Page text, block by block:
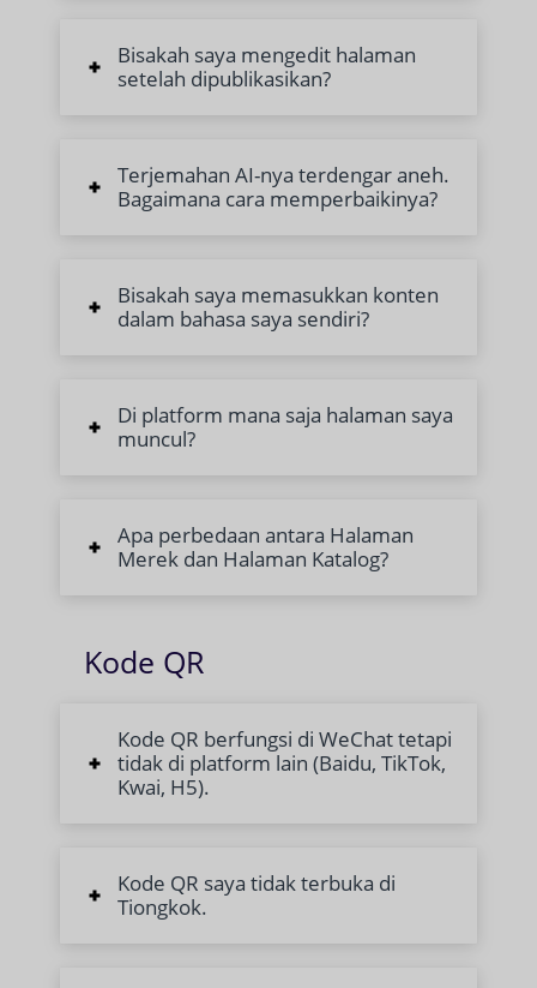
Bisakah saya mengedit halaman
setelah dipublikasikan?
Terjemahan AI-nya terdengar aneh.
Bagaimana cara memperbaikinya?
Bisakah saya memasukkan konten
dalam bahasa saya sendiri?
Di platform mana saja halaman saya
muncul?
Apa perbedaan antara Halaman
Merek dan Halaman Katalog?
Kode QR
Kode QR berfungsi di WeChat tetapi
tidak di platform lain (Baidu, TikTok,
Kwai, H5).
Kode QR saya tidak terbuka di
Tiongkok.